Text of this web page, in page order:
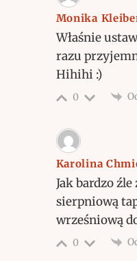
Monika
Właśnie
razu
Hihihi :)
0
Karolina
Jak bardzo
sierpniową
wrześniową
0